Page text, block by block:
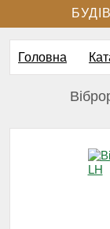
Головна